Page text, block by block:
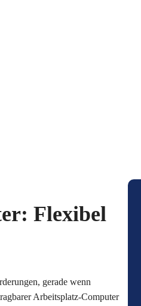
Flexibel
gerade wenn
Arbeitsplatz-Computer